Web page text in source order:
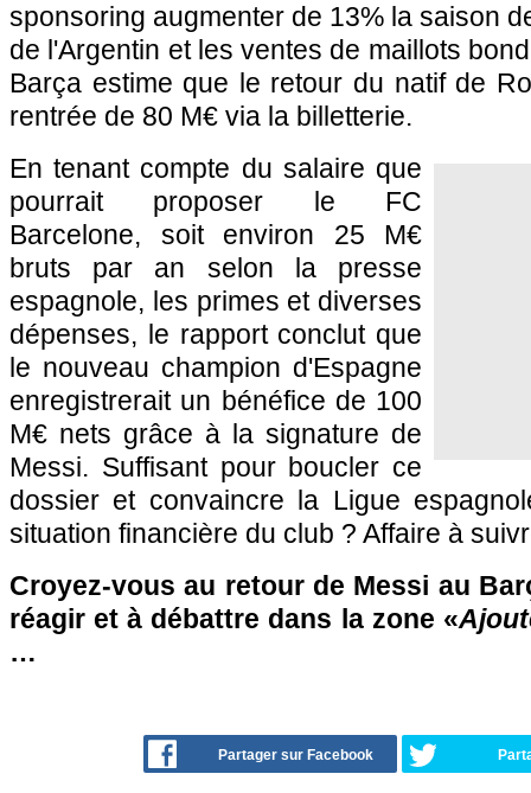
sponsoring augmenter de 13% la saison
de l'Argentin et les ventes de maillots
Barça estime que le retour du natif de
rentrée de 80 M€ via la billetterie.
En tenant compte du salaire que
pourrait proposer le FC
Barcelone, soit environ 25 M€
bruts par an selon la presse
espagnole, les primes et diverses
dépenses, le rapport conclut que
le nouveau champion d'Espagne
enregistrerait un bénéfice de 100
M€ nets grâce à la signature de
Messi. Suffisant pour boucler ce
dossier et convaincre la Ligue
situation financière du club ? Affaire à
Croyez-vous au retour de Messi au
réagir et à débattre dans la zone «
…
Partager sur Facebook